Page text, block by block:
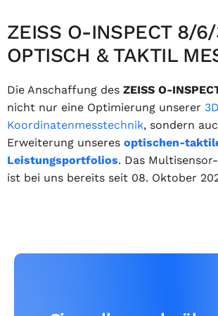
ZEISS O-INSPECT 8/
OPTISCH & TAKTIL
Die Anschaffung des ZEISS O-
nicht nur eine Optimierung unserer
Koordinatenmesstechnik, sondern
Erweiterung unseres optischen-
Leistungsportfolios. Das
ist bei uns bereits seit 08. Oktober